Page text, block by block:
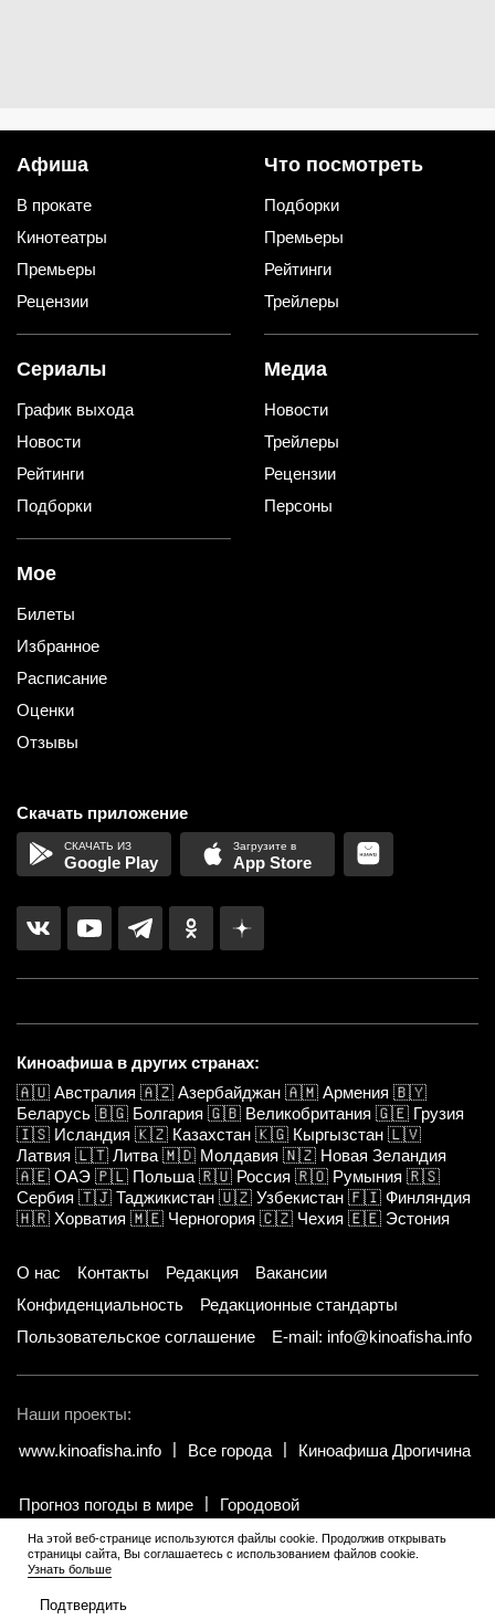
Афиша
В прокате
Кинотеатры
Премьеры
Рецензии
Что посмотреть
Подборки
Премьеры
Рейтинги
Трейлеры
Сериалы
График выхода
Новости
Рейтинги
Подборки
Медиа
Новости
Трейлеры
Рецензии
Персоны
Мое
Билеты
Избранное
Расписание
Оценки
Отзывы
Скачать приложение
Google Play App Store
Киноафиша в других странах:
🇦🇺 Австралия 🇦🇿 Азербайджан 🇦🇲 Армения 🇧🇾
Беларусь 🇧🇬 Болгария 🇬🇧 Великобритания 🇬🇪 Грузия
🇮🇸 Исландия 🇰🇿 Казахстан 🇰🇬 Кыргызстан 🇱🇻
Латвия 🇱🇹 Литва 🇲🇩 Молдавия 🇳🇿 Новая Зеландия
🇦🇪 ОАЭ 🇵🇱 Польша 🇷🇺 Россия 🇷🇴 Румыния 🇷🇸
Сербия 🇹🇯 Таджикистан 🇺🇿 Узбекистан 🇫🇮 Финляндия
🇭🇷 Хорватия 🇲🇪 Черногория 🇨🇿 Чехия 🇪🇪 Эстония
О нас Контакты Редакция
Вакансии
Конфиденциальность
Редакционные стандарты
Пользовательское соглашение
E-mail: info@kinoafisha.info
Наши проекты:
www.kinoafisha.info
Все города Киноафиша Дрогичина
Прогноз погоды в мире Городовой
© 2002-2026 Все права и материалы принадлежат «Киноафиша».
Копирование информации только с письменного разрешения
На этой веб-странице используются файлы cookie. Продолжив открывать
страницы сайта, Вы соглашаетесь с использованием файлов cookie.
Узнать больше
Подтвердить